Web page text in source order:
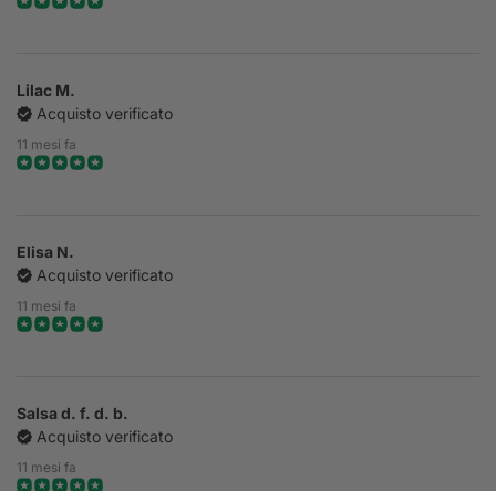
Lilac M.
Acquisto verificato
11 mesi fa
Elisa N.
Acquisto verificato
11 mesi fa
Salsa d. f. d. b.
Acquisto verificato
11 mesi fa